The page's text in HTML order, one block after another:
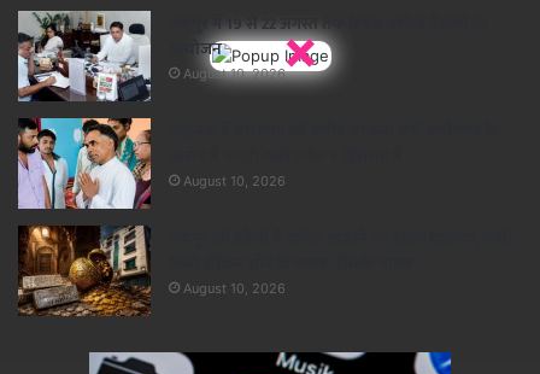
×
जयपुर में 19 से 22 अगस्त तक ब्रिक्स पर्यटन बैठकों का
आयोजन
August 10, 2026
August 10, 2026
August 10, 2026